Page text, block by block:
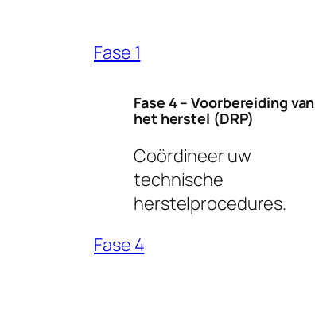
Fase 1
Fase 4 – Voorbereiding van
het herstel (DRP)
Coördineer uw
technische
herstelprocedures.
Fase 4